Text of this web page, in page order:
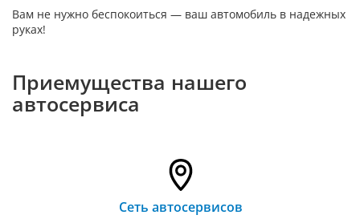
Вам не нужно беспокоиться — ваш автомобиль в надежных
руках!
Приемущества нашего
автосервиса
Сеть автосервисов